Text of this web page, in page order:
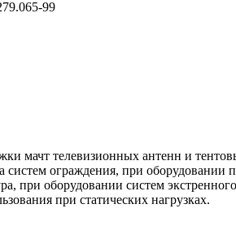
99
мачт телевизионных антенн и
систем ограждения, при
при оборудовании систем
при статических нагрузках.